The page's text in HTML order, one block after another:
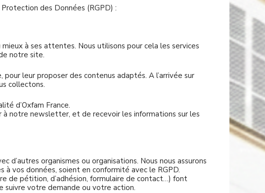
des Données (RGPD) :
à ses attentes. Nous utilisons pour cela les services
notre site.
leur proposer des contenus adaptés. A l’arrivée sur
collectons.
d’Oxfam France.
à notre newsletter, et de recevoir les informations sur les
d’autres organismes ou organisations. Nous nous assurons
à vos données, soient en conformité avec le RGPD.
de pétition, d’adhésion, formulaire de contact…) font
suivre votre demande ou votre action.